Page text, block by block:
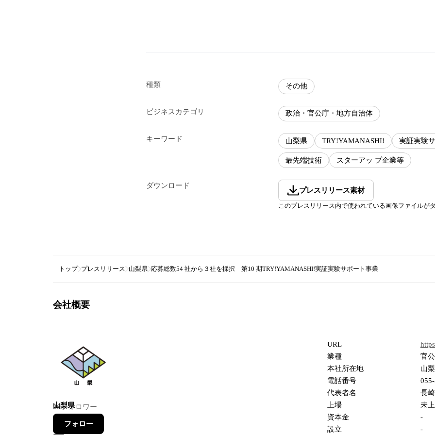
種類 その他
ビジネスカテゴリ 政治・官公庁・地方自治体
キーワード 山梨県 TRY!YAMANASHI! 実証実験
最先端技術 スターアッ プ企業等
ダウンロード
プレスリリース素材
このプレスリリース内で使われている画像ファイルが
トップ プレスリリース 山梨県 応募総数54 社から３社を採択 第10 期TRY!YAMANASHI!実証実験サポート事業
会社概要
山梨県
26フォロワー
フォロー
URL
業種
官
本社所在地
山
電話番号
代表者名
長
上場
未
資本金
-
設立
-